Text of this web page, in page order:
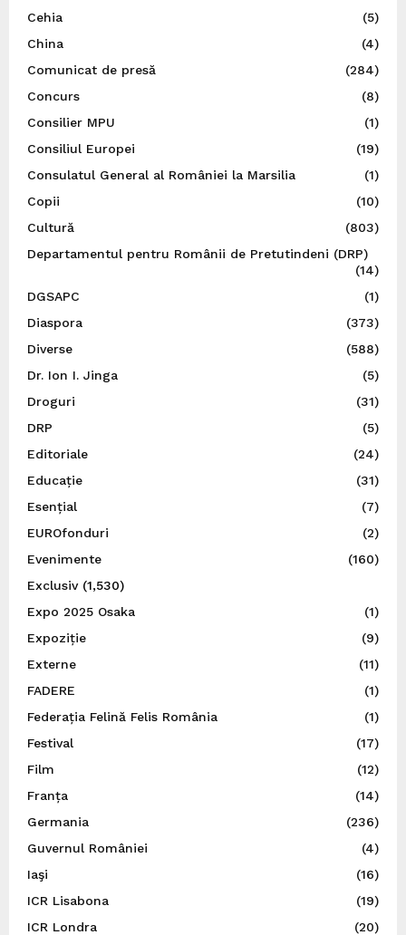
Cehia
(5)
China
(4)
Comunicat de presă
(284)
Concurs
(8)
Consilier MPU
(1)
Consiliul Europei
(19)
Consulatul General al României la Marsilia
(1)
Copii
(10)
Cultură
(803)
Departamentul pentru Românii de Pretutindeni (DRP)
(14)
DGSAPC
(1)
Diaspora
(373)
Diverse
(588)
Dr. Ion I. Jinga
(5)
Droguri
(31)
DRP
(5)
Editoriale
(24)
Educație
(31)
Esențial
(7)
EUROfonduri
(2)
Evenimente
(160)
Exclusiv(1,530)
Expo 2025 Osaka
(1)
Expoziție
(9)
Externe
(11)
FADERE
(1)
Federația Felină Felis România
(1)
Festival
(17)
Film
(12)
Franța
(14)
Germania
(236)
Guvernul României
(4)
Iaşi
(16)
ICR Lisabona
(19)
ICR Londra
(20)